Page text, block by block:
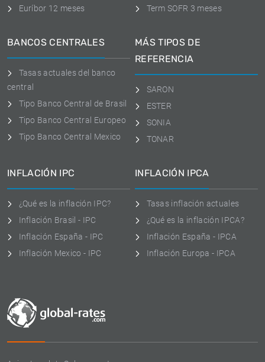
Euríbor 12 meses
Term SOFR 3 meses
BANCOS CENTRALES
Tasas actuales del banco
central
Tipo Banco Central de Brasil
Tipo Banco Central Europeo
Tipo Banco Central Mexico
MÁS TIPOS DE
REFERENCIA
SARON
ESTER
SONIA
TONAR
INFLACIÓN IPC
¿Qué es la inflación IPC?
Inflación Brasil - IPC
Inflación España - IPC
Inflación Mexico - IPC
INFLACIÓN IPCA
Tasas inflación actuales
¿Qué es la inflación IPCA?
Inflación España - IPCA
Inflación Europa - IPCA